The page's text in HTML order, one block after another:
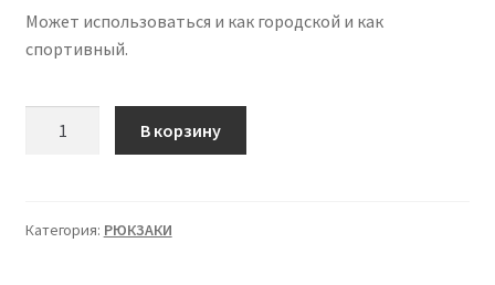
Может использоваться и как городской и как
спортивный.
спортивный
В корзину
Категория: РЮКЗАКИ